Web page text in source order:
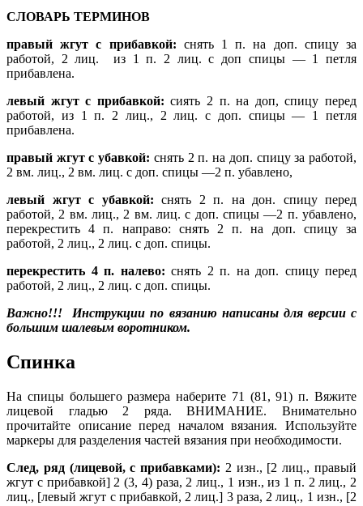
СЛОВАРЬ ТЕРМИНОВ
правый жгут с прибавкой: снять 1 п. на доп. спицу за
работой, 2 лиц. из 1 п. 2 лиц. с доп спицы — 1 петля
прибавлена.
левый жгут с прибавкой: сиять 2 п. на доп, спицу перед
работой, из 1 п. 2 лиц., 2 лиц. с доп. спицы — 1 петля
прибавлена.
правый жгут с убавкой: снять 2 п. на доп. спицу за работой,
2 вм. лиц., 2 вм. лиц. с доп. спицы —2 п. убавлено,
левый жгут с убавкой: снять 2 п. на дон. спицу перед
работой, 2 вм. лиц., 2 вм. лиц. с доп. спицы —2 п. убавлено,
перекрестить 4 п. направо: снять 2 п. на доп. спицу за
работой, 2 лиц., 2 лиц. с доп. спицы.
перекрестить 4 п. налево: снять 2 п. на доп. спицу перед
работой, 2 лиц., 2 лиц. с доп. спицы.
Важно!!!Инструкции по вязанию написаны для версии с
большим шалевым воротником.
Спинка
На спицы большего размера наберите 71 (81, 91) п. Вяжите
лицевой гладью 2 ряда. ВНИМАНИЕ. Внимательно
прочитайте описание перед началом вязания. Используйте
маркеры для разделения частей вязания при необходимости.
След, ряд (лицевой, с прибавками): 2 изн., [2 лиц., правый
жгут с прибавкой] 2 (3, 4) раза, 2 лиц., 1 изн., из 1 п. 2 лиц., 2
лиц., [левый жгут с прибавкой, 2 лиц.] 3 раза, 2 лиц., 1 изн., [2